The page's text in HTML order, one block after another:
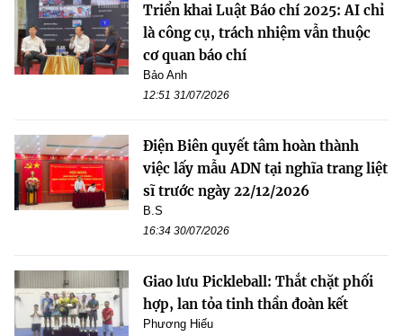
Triển khai Luật Báo chí 2025: AI chỉ
là công cụ, trách nhiệm vẫn thuộc
cơ quan báo chí
Bảo Anh
12:51 31/07/2026
Điện Biên quyết tâm hoàn thành
việc lấy mẫu ADN tại nghĩa trang liệt
sĩ trước ngày 22/12/2026
B.S
16:34 30/07/2026
Giao lưu Pickleball: Thắt chặt phối
hợp, lan tỏa tinh thần đoàn kết
Phương Hiếu